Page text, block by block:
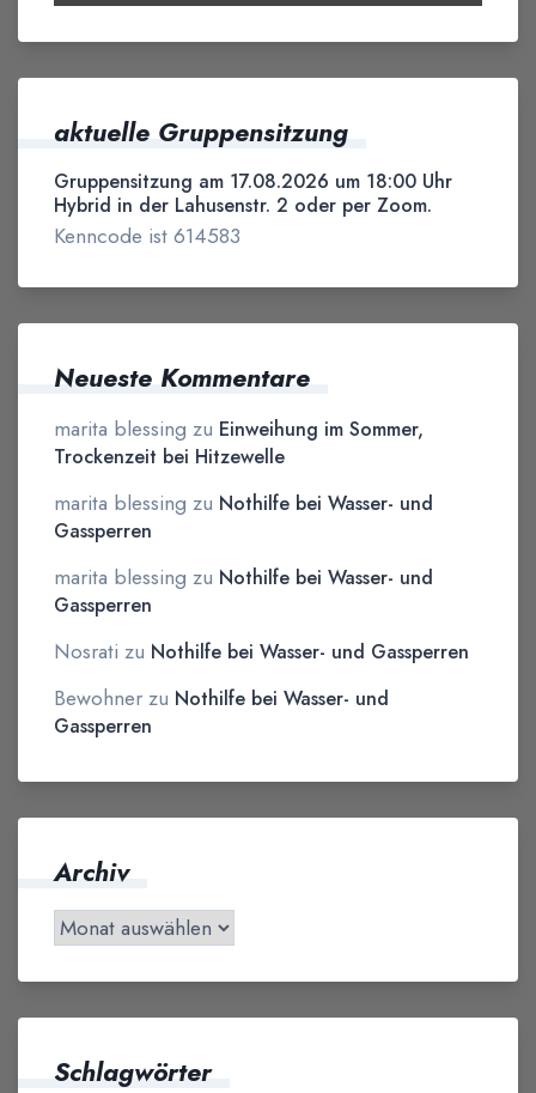
aktuelle Gruppensitzung
Gruppensitzung am 17.08.2026 um 18:00 Uhr
Hybrid in der Lahusenstr. 2 oder per Zoom.
Kenncode ist 614583
Neueste Kommentare
marita blessing zu Einweihung im Sommer,
Trockenzeit bei Hitzewelle
marita blessing zu Nothilfe bei Wasser- und
Gassperren
marita blessing zu Nothilfe bei Wasser- und
Gassperren
Nosrati zu Nothilfe bei Wasser- und Gassperren
Bewohnerzu Nothilfe bei Wasser- und
Gassperren
Archiv
Schlagwörter